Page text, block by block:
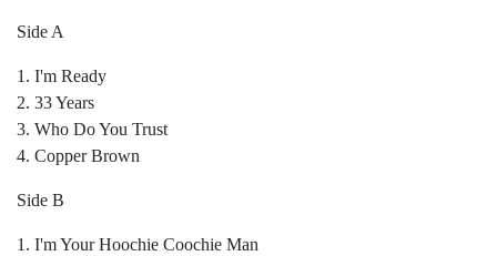
Side A
1. I'm Ready
2. 33 Years
3. Who Do You Trust
4. Copper Brown
Side B
1. I'm Your Hoochie Coochie Man